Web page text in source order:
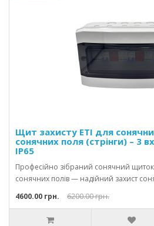
Щит захисту ETI для
сонячних поля (стрінги) – 3
IP65
Професійно зібраний сонячний щиток
сонячних полів — надійний захист
4600.00 грн. 6200.00 грн.